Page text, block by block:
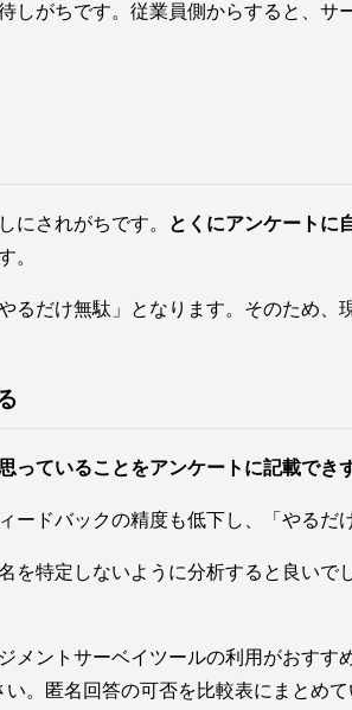
がちです。従業員側からすると、
にされがちです。
とくにアンケートに
。
だけ無駄」となります。そのため
ていることをアンケートに記載でき
ドバックの精度も低下し、「やるだ
特定しないように分析すると良い
メントサーベイツールの利用がおす
い。匿名回答の可否を比較表にまとめて